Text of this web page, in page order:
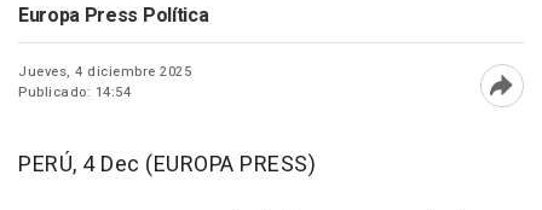
Europa Press Política
Jueves, 4 diciembre 2025
Publicado: 14:54
PERÚ, 4 Dec (EUROPA PRESS)